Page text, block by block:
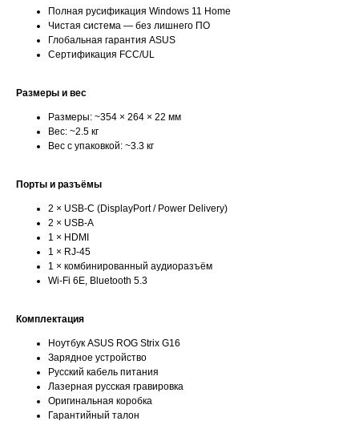
Полная русификация Windows 11 Home
Чистая система — без лишнего ПО
Глобальная гарантия ASUS
Сертификация FCC/UL
Размеры и вес
Размеры: ~354 × 264 × 22 мм
Вес: ~2.5 кг
Вес с упаковкой: ~3.3 кг
Порты и разъёмы
2 × USB-C (DisplayPort / Power Delivery)
2 × USB-A
1 × HDMI
1 × RJ-45
1 × комбинированный аудиоразъём
Wi-Fi 6E, Bluetooth 5.3
Комплектация
Ноутбук ASUS ROG Strix G16
Зарядное устройство
Русский кабель питания
Лазерная русская гравировка
Оригинальная коробка
Гарантийный талон